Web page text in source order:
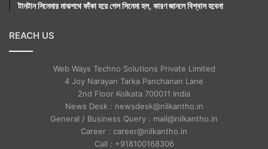
টানটান সিনেমার মাঝপথে ফাঁকা হয়ে গেল সিনেমা হল, কারণ জানলে বিশ্বাস হবেনা
REACH US
Web Ways Techno Solutions Private Limited
4 Joy Narayan Tarka Panchanan Lane
2nd Floor Kolkata 700011 India
News Desk : newsdesk@nilkantho.in
General / Business Query : mail@nilkantho.in
Career : career@nilkantho.in
Call : +918100168306